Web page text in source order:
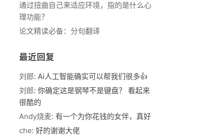
通过扭曲自己来适应环境，指的是什么心
理功能？
论文精读必备：分句翻译
最近回复
刘郎: Ai人工智能确实可以帮我们很多👍
刘郎: 你确定这是钢琴不是键盘？ 看起来
很酷的
Andy烧麦: 有一个为你花钱的女伴，真好
che: 好的谢谢大佬